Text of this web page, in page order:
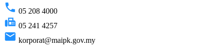
phone 05 208 4000
fax 05 241 4257
email korporat@maipk.gov.my